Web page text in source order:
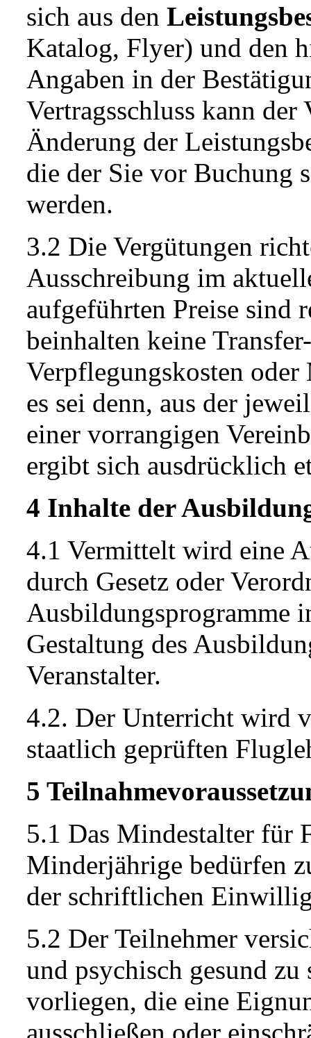
sich aus den
Katalog, Flyer) und den
Angaben in der
Vertragsschluss kann der
Änderung der
die der Sie vor Buchung
werden.
3.2 Die Vergütungen
Ausschreibung im
aufgeführten Preise sind
beinhalten keine
Verpflegungskosten
es sei denn, aus der
einer vorrangigen
ergibt sich ausdrücklich
4 Inhalte der
4.1 Vermittelt wird eine
durch Gesetz oder
Ausbildungsprogramme
Gestaltung des
Veranstalter.
4.2. Der Unterricht wird
staatlich geprüften
5
5.1 Das Mindestalter für
Minderjährige bedürfen
der schriftlichen
5.2 Der Teilnehmer
und psychisch gesund zu
vorliegen, die eine
ausschließen oder